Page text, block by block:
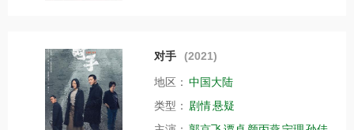
对手 (2021)
地区： 中国大陆
类型： 剧情悬疑